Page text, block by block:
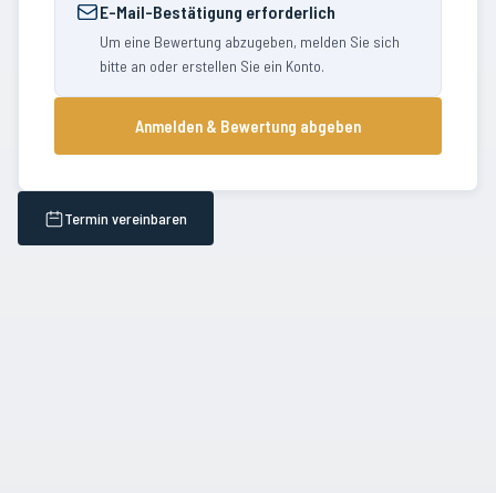
E-Mail-Bestätigung erforderlich
Um eine Bewertung abzugeben, melden Sie sich
bitte an oder erstellen Sie ein Konto.
Anmelden & Bewertung abgeben
Termin vereinbaren